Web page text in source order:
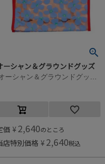
ーシャン＆グラウンドグッズ
価 ¥ 2,640のところ
店特別価格 ¥ 2,640税込